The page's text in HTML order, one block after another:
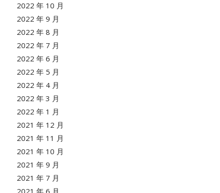
2022 年 10 月
2022 年 9 月
2022 年 8 月
2022 年 7 月
2022 年 6 月
2022 年 5 月
2022 年 4 月
2022 年 3 月
2022 年 1 月
2021 年 12 月
2021 年 11 月
2021 年 10 月
2021 年 9 月
2021 年 7 月
2021 年 6 月